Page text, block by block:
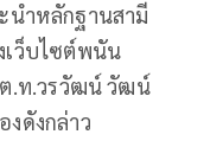
นำหลักฐานสามี
เว็บไซต์พนัน
.ท.วรวัฒน์ วัฒน์
ดังกล่าว